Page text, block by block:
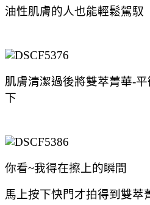
油性肌膚的人也能輕鬆駕馭
肌膚清潔過後將雙萃菁華-
下
你看~我得在擦上的瞬間
馬上按下快門才拍得到雙萃